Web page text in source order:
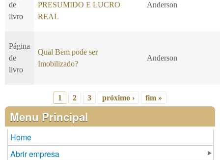
de
livro
PRESUMIDO E LUCRO
REAL
Anderson
Página
de
livro
Qual Bem pode ser
Imobilizado?
Anderson
Páginas
1 2 3 próximo › fim »
Menu Principal
Home
Abrir empresa